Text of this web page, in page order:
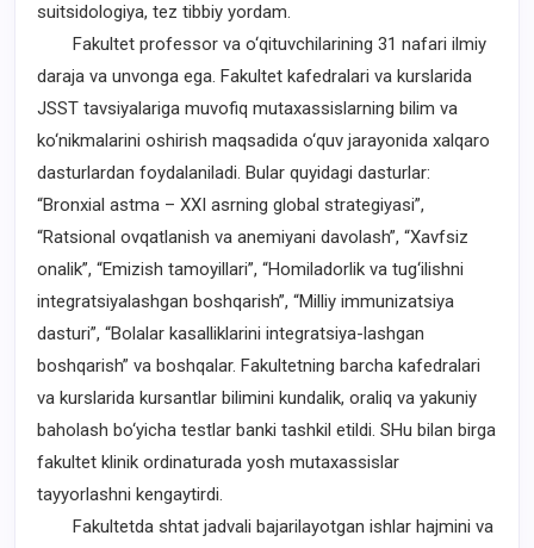
suitsidologiya, tez tibbiy yordam.
Fakultet professor va o‘qituvchilarining 31 nafari ilmiy
daraja va unvonga ega. Fakultet kafedralari va kurslarida
JSST tavsiyalariga muvofiq mutaxassislarning bilim va
ko‘nikmalarini oshirish maqsadida o‘quv jarayonida xalqaro
dasturlardan foydalaniladi. Bular quyidagi dasturlar:
“Bronxial astma – XXI asrning global strategiyasi”,
“Ratsional ovqatlanish va anemiyani davolash”, “Xavfsiz
onalik”, “Emizish tamoyillari”, “Homiladorlik va tug‘ilishni
integratsiyalashgan boshqarish”, “Milliy immunizatsiya
dasturi”, “Bolalar kasalliklarini integratsiya-lashgan
boshqarish” va boshqalar. Fakultetning barcha kafedralari
va kurslarida kursantlar bilimini kundalik, oraliq va yakuniy
baholash bo‘yicha testlar banki tashkil etildi. SHu bilan birga
fakultet klinik ordinaturada yosh mutaxassislar
tayyorlashni kengaytirdi.
Fakultetda shtat jadvali bajarilayotgan ishlar hajmini va